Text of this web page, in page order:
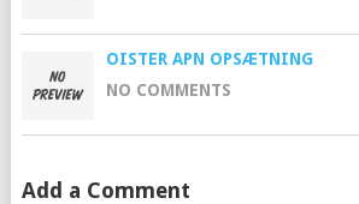
OISTER APN OPSÆTNING
NO COMMENTS
Add a Comment